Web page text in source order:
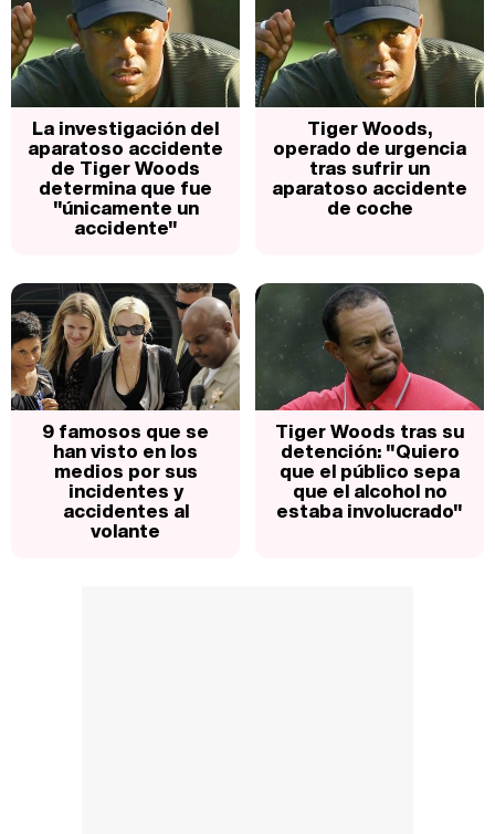
La investigación del
aparatoso accidente
de Tiger Woods
determina que fue
"únicamente un
accidente"
Tiger Woods,
operado de urgencia
tras sufrir un
aparatoso accidente
de coche
9 famosos que se
han visto en los
medios por sus
incidentes y
accidentes al
volante
Tiger Woods tras su
detención: "Quiero
que el público sepa
que el alcohol no
estaba involucrado"